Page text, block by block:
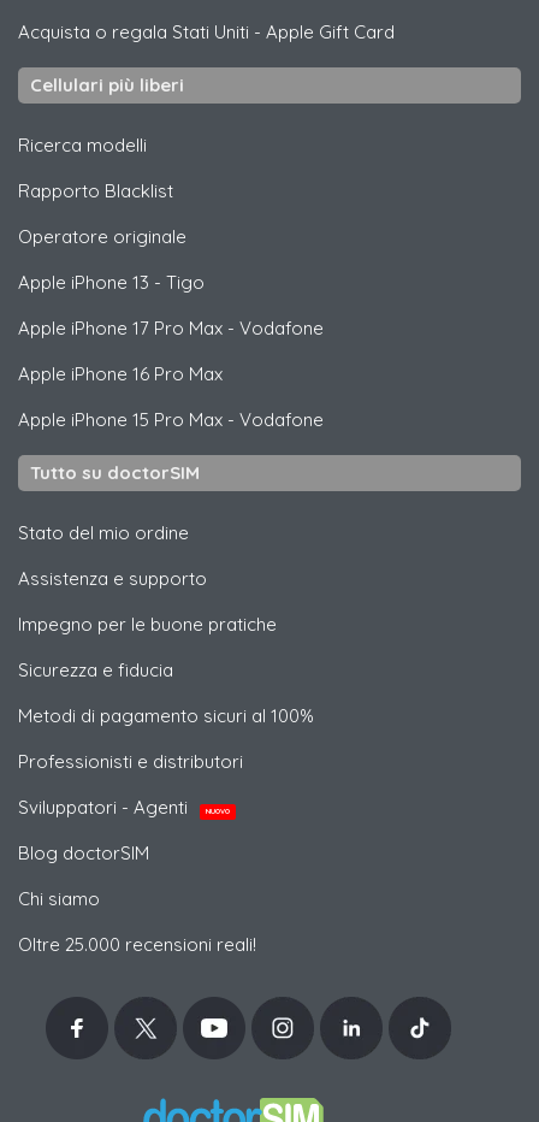
Acquista o regala Stati Uniti - Apple Gift Card
Cellulari più liberi
Ricerca modelli
Rapporto Blacklist
Operatore originale
Apple iPhone 13 - Tigo
Apple iPhone 17 Pro Max - Vodafone
Apple iPhone 16 Pro Max
Apple iPhone 15 Pro Max - Vodafone
Tutto su doctorSIM
Stato del mio ordine
Assistenza e supporto
Impegno per le buone pratiche
Sicurezza e fiducia
Metodi di pagamento sicuri al 100%
Professionisti e distributori
Sviluppatori - Agenti
NUOVO
Blog doctorSIM
Chi siamo
Oltre 25.000 recensioni reali!